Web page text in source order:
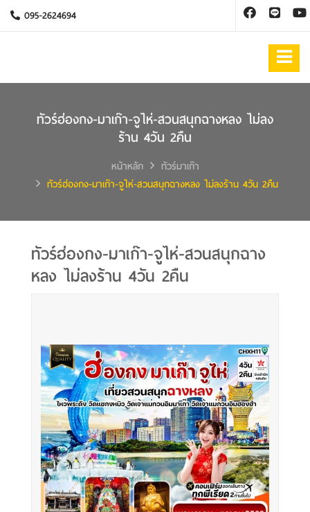
095-2624694
ทัวร์ฮ่องกง-มาเก๊า-จูไห่-สวนสนุกฉางหลง ไม่ลง
ร้าน 4วัน 2คืน
หน้าหลัก
ทัวร์มาเก๊า
ทัวร์ฮ่องกง-มาเก๊า-จูไห่-สวนสนุกฉางหลง ไม่ลงร้าน 4วัน 2คืน
ทัวร์ฮ่องกง-มาเก๊า-จูไห่-สวนสนุกฉาง
หลง ไม่ลงร้าน 4วัน 2คืน